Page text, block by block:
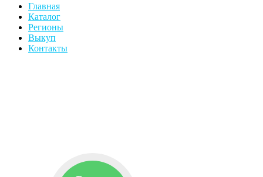
Главная
Каталог
Регионы
Выкуп
Контакты